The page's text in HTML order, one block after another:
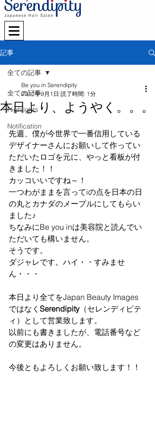
記事
全ての記事
Highlights
Notification
全ての記事
本日より、ようやく。。。
Be you in Serendipity
2017年9月1日 読了時間: 1分
先週、僕が今世界で一番信用している
デザイナーさんにお願いして作ってい
ただいたロゴを元に、やっと看板が付
きました！！
カッコいいですね～！
一つわがままを言ってiの点を日本の日
の丸とカナダのメープルにしてもらい
ました♪
ちなみにBe you inは美容院と読んでい
ただいても構いません。
そうです。
ダジャレです。ハイ・・すみませ
ん・・・
本日より全てをJapan Beauty Images
ではなく Serendipity（セレンディピテ
ィ）として営業致します。
以前にも書きましたが、電話番号など
の変更はありません。
今後ともよろしくお願い致します！！